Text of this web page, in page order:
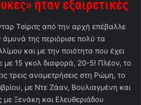
ήταν εξαιρετικές
Τσίριτς από την αρχή επέβαλλε
της περιόρισε πολύ τα
και με την ποιότητα που έχει
με 15 γκολ διαφορά, 20-5! Πλέον, το
τρεις αναμετρήσεις στη Ρώμη, το
με Ντε Ζάαν, Βουλιαγμένη και
Ξενάκη και Ελευθεριάδου